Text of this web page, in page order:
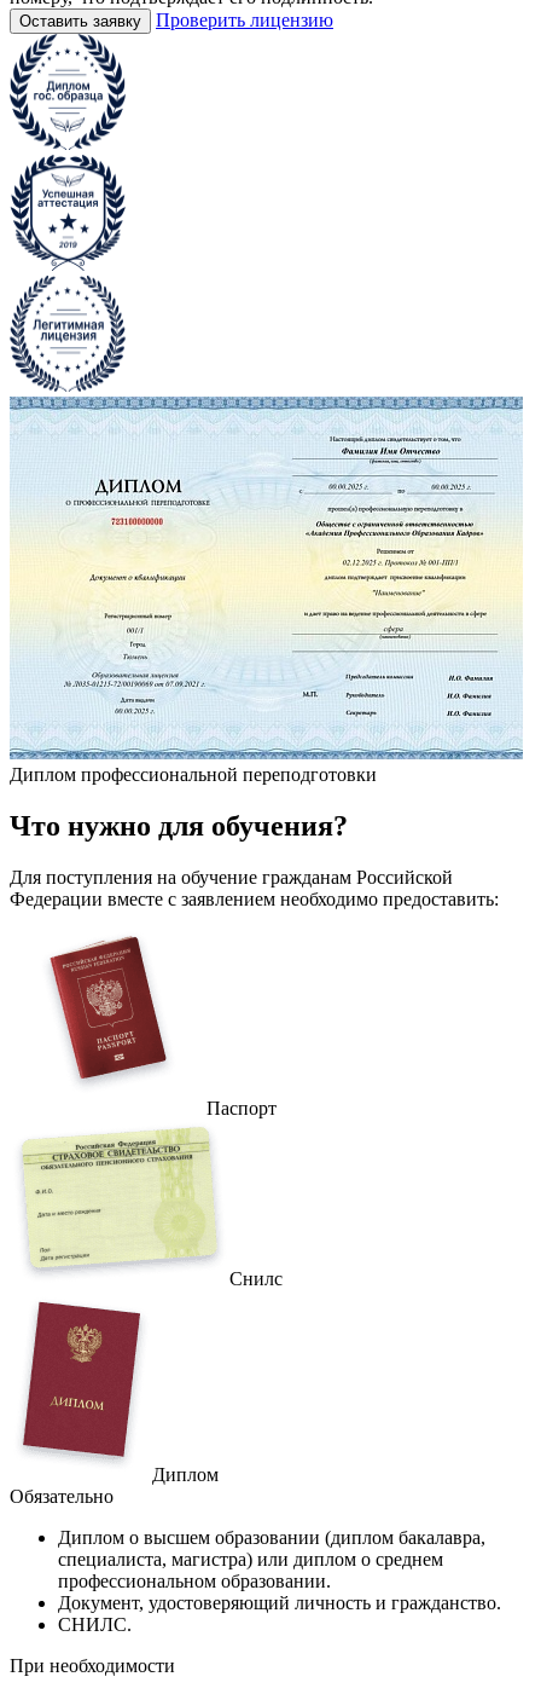
Оставить заявку Проверить лицензию
Диплом профессиональной переподготовки
Что нужно для обучения?
Для поступления на обучение гражданам Российской
Федерации вместе с заявлением необходимо предоставить:
Паспорт
Снилс
Диплом
Обязательно
Диплом о высшем образовании (диплом бакалавра,
специалиста, магистра) или диплом о среднем
профессиональном образовании.
Документ, удостоверяющий личность и гражданство.
СНИЛС.
При необходимости